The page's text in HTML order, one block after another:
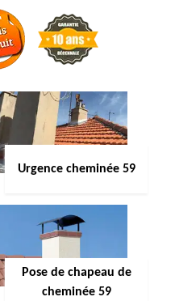
Urgence cheminée 59
Pose de chapeau de
cheminée 59